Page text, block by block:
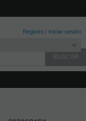
Registro / Iniciar sesión